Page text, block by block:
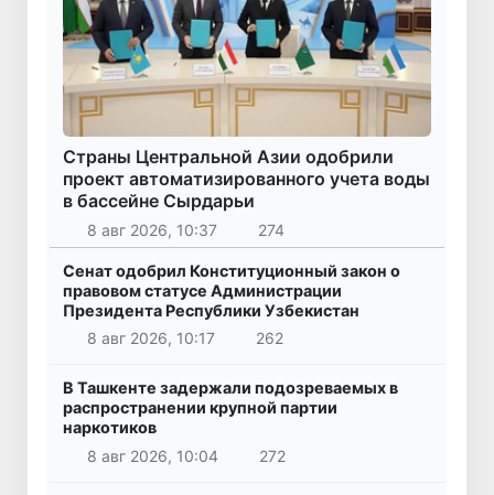
Страны Центральной Азии одобрили
проект автоматизированного учета воды
в бассейне Сырдарьи
8 авг 2026, 10:37 274
Сенат одобрил Конституционный закон о
правовом статусе Администрации
Президента Республики Узбекистан
8 авг 2026, 10:17
262
В Ташкенте задержали подозреваемых в
распространении крупной партии
наркотиков
8 авг 2026, 10:04
272